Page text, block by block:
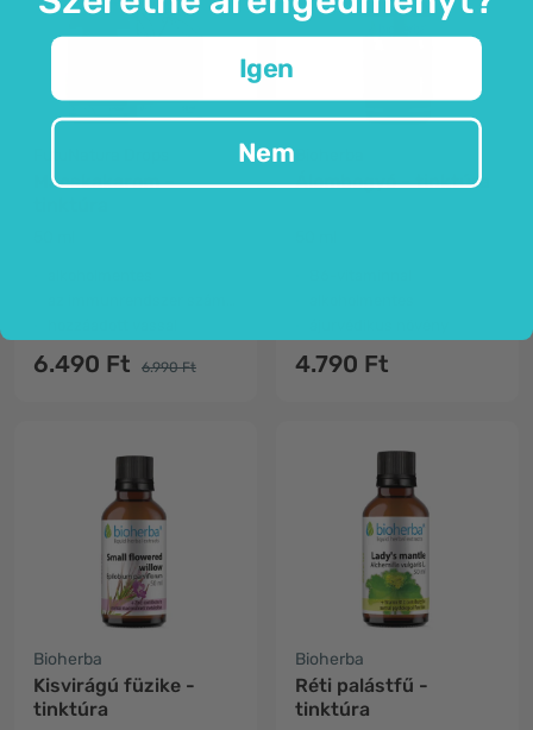
Macskakarom –
6.490 Ft 6.990 Ft
Álombogyó - tinktúra
4.790 Ft
Bioherba
Kisvirágú füzike -
tinktúra
Bioherba
Réti palástfű -
tinktúra
Igen
Nem